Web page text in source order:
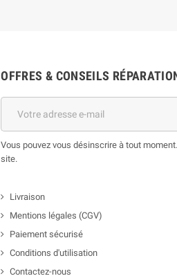
OFFRES & CONSEILS
Vous pouvez vous désinscrire à tout
site.
Livraison
Mentions légales (CGV)
Paiement sécurisé
Conditions d'utilisation
Contactez-nous